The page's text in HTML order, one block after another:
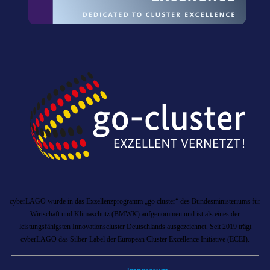
cyberLAGO wurde in das Exzellenzprogramm „go cluster“ des Bundesministeriums für
Wirtschaft und Klimaschutz (BMWK) aufgenommen und ist als eines der
leistungsfähigsten Innovationscluster Deutschlands ausgezeichnet. Seit 2019 trägt
cyberLAGO das Silber-Label der European Cluster Excellence Initiative (ECEI).